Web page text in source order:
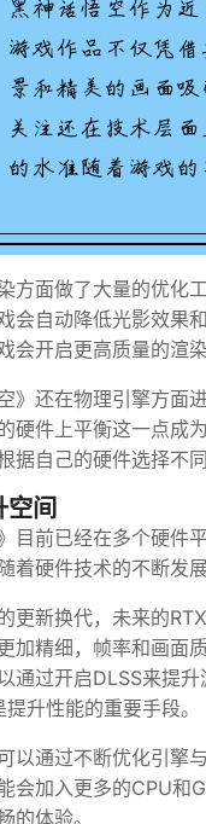
方面做了大量的优化
会自动降低光影效果
会开启更高质量的渲
》还在物理引擎方面
硬件上平衡这一点成
据自己的硬件选择不
间
目前已经在多个硬件
着硬件技术的不断发
更新换代，未来的
加精细，帧率和画面
通过开启DLSS来提
升性能的重要手段。
以通过不断优化引擎
会加入更多的CPU和
的体验。